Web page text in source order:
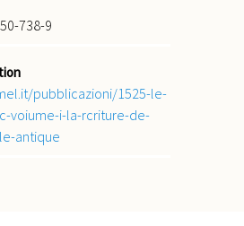
738-9
pubblicazioni/1525-le-
voiume-i-la-rcriture-de-
antique